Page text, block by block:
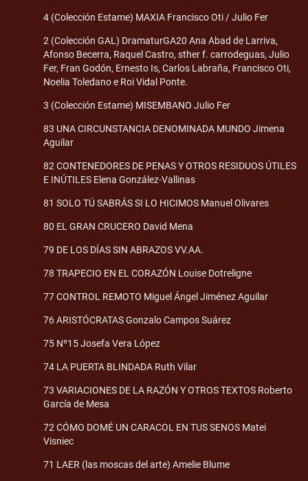
4 (Colección Estame) MAXIA Francisco Oti / Julio Fer
2 (Colección GAL) DramaturGA20 Ana Abad de Larriva,
Afonso Becerra, Raquel Castro, sther f. carrodeguas, Julio
Fer, Fran Godón, Ernesto Is, Carlos Labraña, Francisco Oti,
Noelia Toledano e Roi Vidal Ponte.
3 (Colección Estame) MISEMBANO Julio Fer
83 UNA CIRCUNSTANCIA DENOMINADA MUNDO Jimena
Aguilar
82 CONTENEDORES DE PENAS Y OTROS RESIDUOS ÚTILES
E INÚTILES Elena González-Vallinas
81 SOLO TÚ SABRÁS SI LO HICIMOS Manuel Olivares
80 EL GRAN CRUCERO David Mena
79 DE LOS DÍAS SIN ABRAZOS VV.AA.
78 TRAPECIO EN EL CORAZÓN Louise Dotreligne
77 CONTROL REMOTO Miguel Ángel Jiménez Aguilar
76 ARISTÓCRATAS Gonzalo Campos Suárez
75 Nº15 Josefa Vera López
74 LA PUERTA BLINDADA Ruth Vilar
73 VARIACIONES DE LA RAZÓN Y OTROS TEXTOS Roberto
García de Mesa
72 CÓMO DOMÉ UN CARACOL EN TUS SENOS Matei
Visniec
71 LAER (las moscas del arte) Amelie Blume